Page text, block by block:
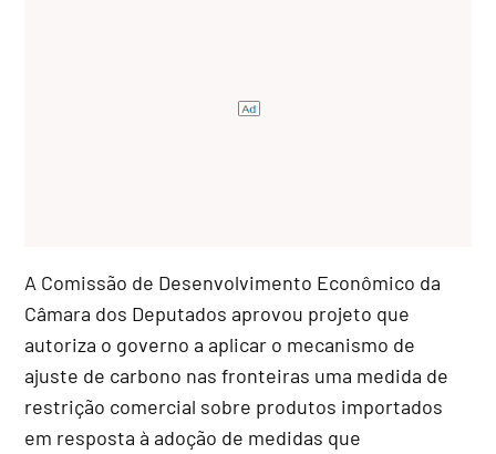
A Comissão de Desenvolvimento Econômico da
Câmara dos Deputados aprovou projeto que
autoriza o governo a aplicar o mecanismo de
ajuste de carbono nas fronteiras uma medida de
restrição comercial sobre produtos importados
em resposta à adoção de medidas que